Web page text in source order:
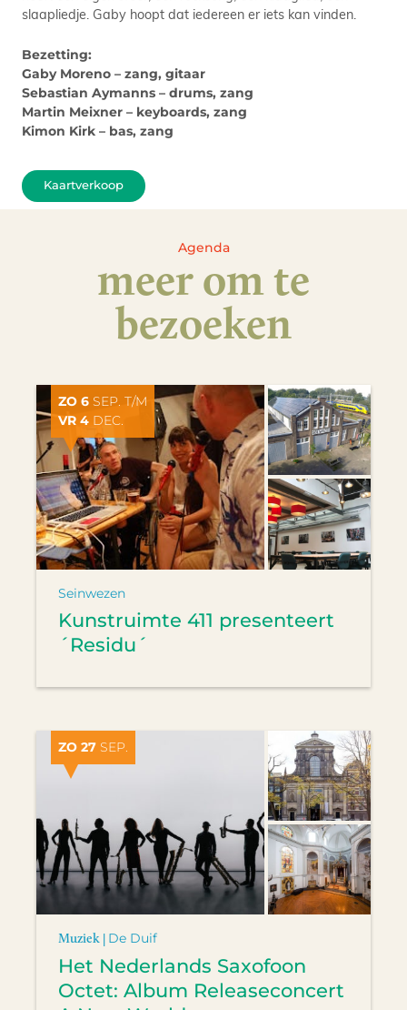
slaapliedje. Gaby hoopt dat iedereen er iets kan vinden.
Bezetting:
Gaby Moreno – zang, gitaar
Sebastian Aymanns – drums, zang
Martin Meixner – keyboards, zang
Kimon Kirk – bas, zang
Kaartverkoop
Agenda
meer om te
bezoeken
ZO 6 SEP. T/M
VR 4 DEC.
Seinwezen
Kunstruimte 411 presenteert
´Residu´
ZO 27 SEP.
Muziek | De Duif
Het Nederlands Saxofoon
Octet: Album Releaseconcert